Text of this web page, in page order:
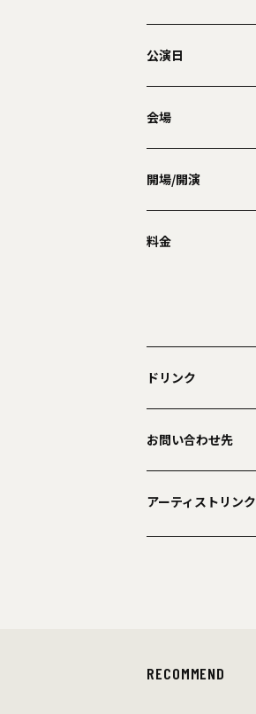
公演日
会場
開場/開演
料金
ドリンク
お問い合わせ先
アーティストリンク
RECOMMEND